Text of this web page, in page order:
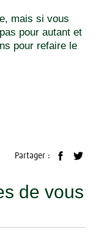
mais si vous
pour autant et
pour refaire le
Partager :
de vous